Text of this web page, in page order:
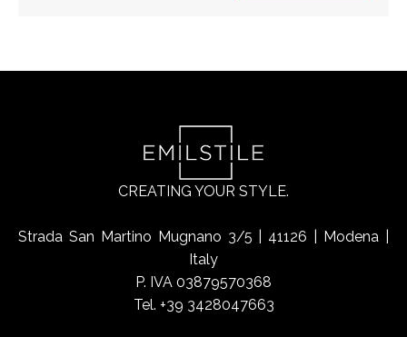
CREATING YOUR STYLE.
Strada San Martino Mugnano 3/5 | 41126 | Modena |
Italy
P. IVA 03879570368
Tel. +39 3428047663